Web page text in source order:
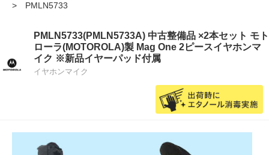
>
PMLN5733
PMLN5733(PMLN5733A) 中古整備品 ×2本セット モト
ローラ(MOTOROLA)製 Mag One 2ピースイヤホンマ
イク ※新品イヤーパッド付属
イヤホンマイク